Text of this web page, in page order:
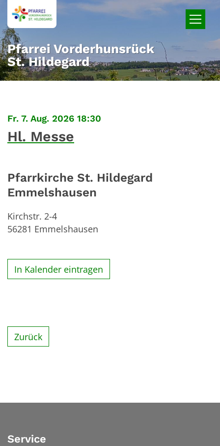
Zum Inhalt springen
Pfarrei Vorderhunsrück
St. Hildegard
Fr. 7. Aug. 2026 18:30
Hl. Messe
Pfarrkirche St. Hildegard
Emmelshausen
Kirchstr. 2-4
56281 Emmelshausen
In Kalender eintragen
Zurück
Service